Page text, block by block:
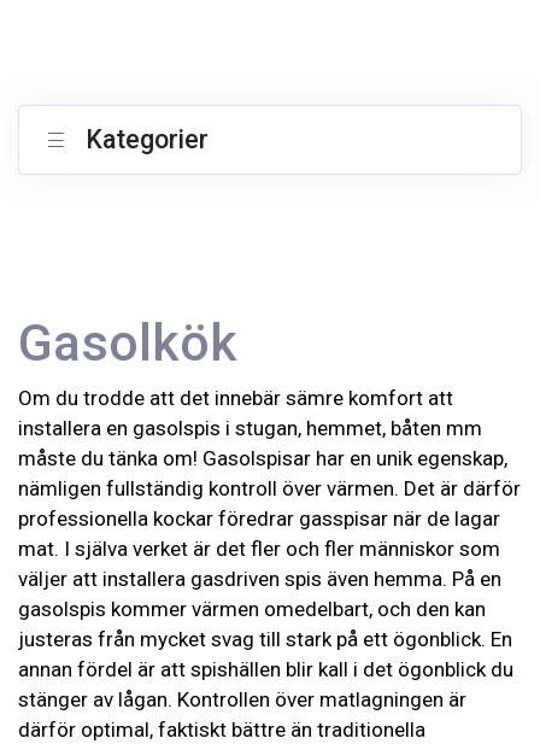
Kategorier
Gasolkök
Om du trodde att det innebär sämre komfort att
installera en gasolspis i stugan, hemmet, båten mm
måste du tänka om! Gasolspisar har en unik egenskap,
nämligen fullständig kontroll över värmen. Det är därför
professionella kockar föredrar gasspisar när de lagar
mat. I själva verket är det fler och fler människor som
väljer att installera gasdriven spis även hemma. På en
gasolspis kommer värmen omedelbart, och den kan
justeras från mycket svag till stark på ett ögonblick. En
annan fördel är att spishällen blir kall i det ögonblick du
stänger av lågan. Kontrollen över matlagningen är
därför optimal, faktiskt bättre än traditionella